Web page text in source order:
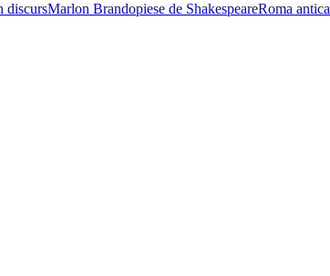
discursMarlon Brandopiese de ShakespeareRoma antica